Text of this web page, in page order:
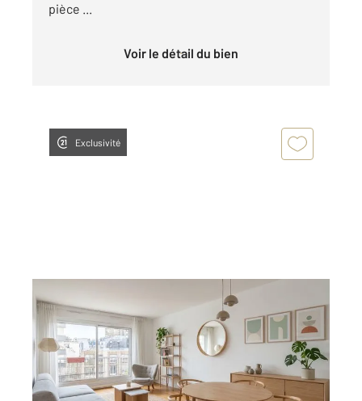
pièce ...
Voir le détail du bien
Exclusivité
PARIS 75018
46,93 m 2, 2 pièces
Ref : 14014
Appartement 2 Pièces à vendre
350 000 €